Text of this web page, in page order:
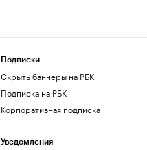
Подписки
Скрыть баннеры на РБК
Подписка на РБК
Корпоративная подписка
Уведомления